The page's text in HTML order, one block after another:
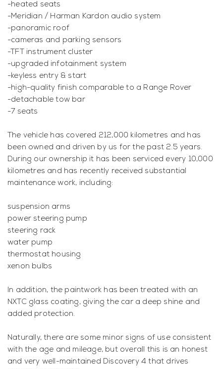
-heated seats
-Meridian / Harman Kardon audio system
-panoramic roof
-cameras and parking sensors
-TFT instrument cluster
-upgraded infotainment system
-keyless entry & start
-high-quality finish comparable to a Range Rover
-detachable tow bar
-7 seats
The vehicle has covered 212,000 kilometres and has
been owned and driven by us for the past 2.5 years.
During our ownership it has been serviced every 10,000
kilometres and has recently received substantial
maintenance work, including:
suspension arms
power steering pump
steering rack
water pump
thermostat housing
xenon bulbs
In addition, the paintwork has been treated with an
NXTC glass coating, giving the car a deep shine and
added protection.
Naturally, there are some minor signs of use consistent
with the age and mileage, but overall this is an honest
and very well-maintained Discovery 4 that drives